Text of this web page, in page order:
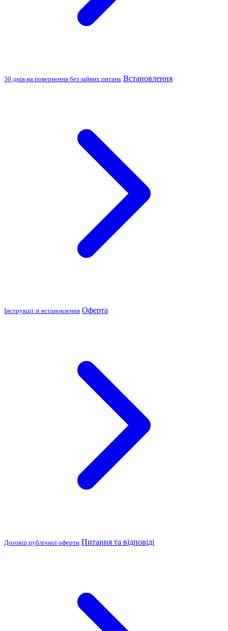
30 днів на повернення без зайвих питань Встановлення
Інструкції зі встановлення Оферта
Договір публічної оферти Питання та відповіді